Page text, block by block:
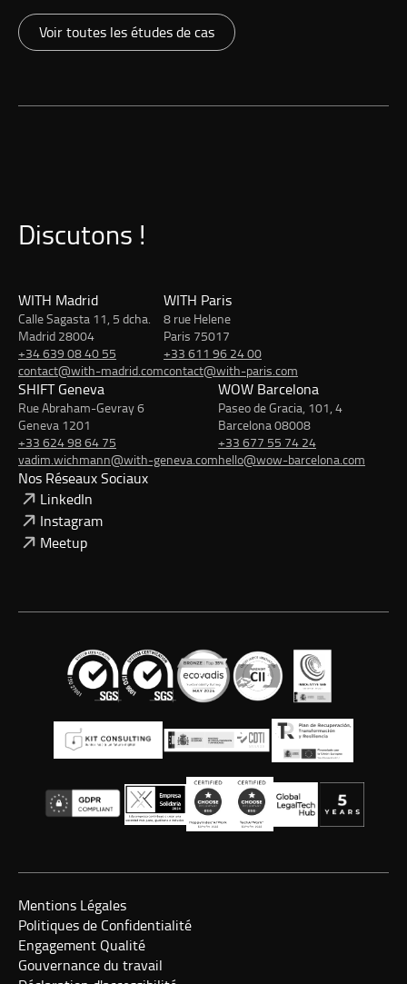
Voir toutes les études de cas
Discutons !
WITH Madrid
Calle Sagasta 11, 5 dcha.
Madrid 28004
+34 639 08 40 55
contact@with-madrid.com
WITH Paris
8 rue Helene
Paris 75017
+33 611 96 24 00
contact@with-paris.com
SHIFT Geneva
Rue Abraham-Gevray 6
Geneva 1201
+33 624 98 64 75
vadim.wichmann@with-geneva.com
WOW Barcelona
Paseo de Gracia, 101, 4
Barcelona 08008
+33 677 55 74 24
hello@wow-barcelona.com
Nos Réseaux Sociaux
LinkedIn
Instagram
Meetup
Mentions Légales
Politiques de Confidentialité
Engagement Qualité
Gouvernance du travail